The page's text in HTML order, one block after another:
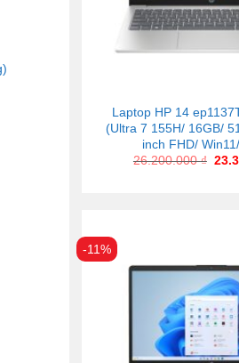
Laptop HP 14
(Ultra 7 155H/ 16GB/
inch FHD/
26.200.000₫
-11%